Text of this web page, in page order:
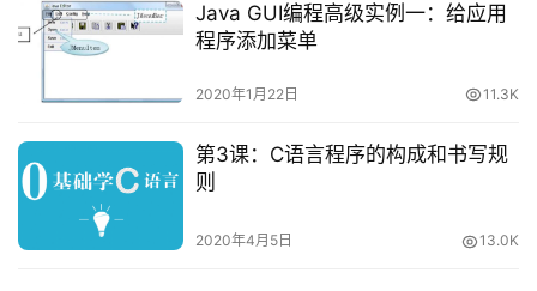
Java GUI编程高级实例一：给应用
程序添加菜单
2020年1月22日 11.3K
第3课：C语言程序的构成和书写规
则
2020年4月5日 13.0K